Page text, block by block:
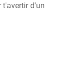
t'avertir d'un